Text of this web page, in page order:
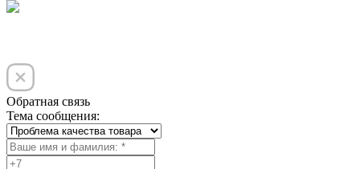
Обратная связь
Тема сообщения: